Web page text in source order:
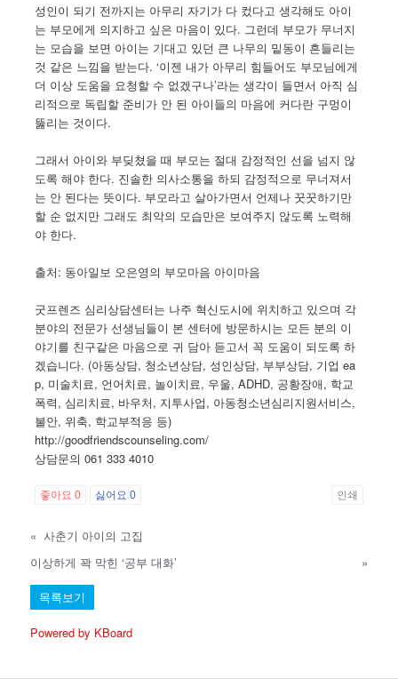
성인이 되기 전까지는 아무리 자기가 다 컸다고 생각해도 아이
는 부모에게 의지하고 싶은 마음이 있다. 그런데 부모가 무너지
는 모습을 보면 아이는 기대고 있던 큰 나무의 밑동이 흔들리는
것 같은 느낌을 받는다. ‘이젠 내가 아무리 힘들어도 부모님에게
더 이상 도움을 요청할 수 없겠구나’라는 생각이 들면서 아직 심
리적으로 독립할 준비가 안 된 아이들의 마음에 커다란 구멍이
뚫리는 것이다.
그래서 아이와 부딪쳤을 때 부모는 절대 감정적인 선을 넘지 않
도록 해야 한다. 진솔한 의사소통을 하되 감정적으로 무너져서
는 안 된다는 뜻이다. 부모라고 살아가면서 언제나 꿋꿋하기만
할 순 없지만 그래도 최악의 모습만은 보여주지 않도록 노력해
야 한다.
출처: 동아일보 오은영의 부모마음 아이마음
굿프렌즈 심리상담센터는 나주 혁신도시에 위치하고 있으며 각
분야의 전문가 선생님들이 본 센터에 방문하시는 모든 분의 이
야기를 친구같은 마음으로 귀 담아 듣고서 꼭 도움이 되도록 하
겠습니다. (아동상담, 청소년상담, 성인상담, 부부상담, 기업 ea
p, 미술치료, 언어치료, 놀이치료, 우울, ADHD, 공황장애, 학교
폭력, 심리치료, 바우처, 지투사업, 아동청소년심리지원서비스,
불안, 위축, 학교부적응 등)
http://goodfriendscounseling.com/
상담문의 061 333 4010
좋아요0 싫어요0 인쇄
« 사춘기 아이의 고집
이상하게 꽉 막힌 ‘공부 대화’
»
목록보기
Powered by KBoard